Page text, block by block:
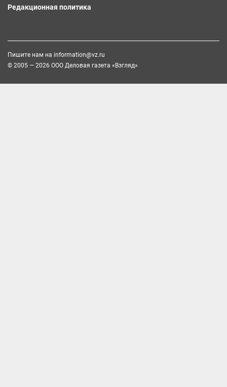
Редакционная политика
Пишите нам на information@vz.ru
© 2005 — 2026 ООО Деловая газета «Взгляд»